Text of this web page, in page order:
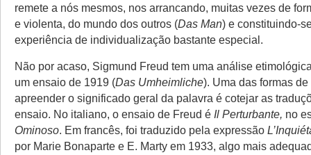
remete a nós mesmos, nos arrancando, muitas vezes de
e violenta, do mundo dos outros (Das Man) e constituindo-
experiência de individualização bastante especial.
Não por acaso, Sigmund Freud tem uma análise
um ensaio de 1919 (Das Umheimliche). Uma das formas
apreender o significado geral da palavra é cotejar as
ensaio. No italiano, o ensaio de Freud é Il Perturbante, no
Ominoso. Em francês, foi traduzido pela expressão
por Marie Bonaparte e E. Marty em 1933, algo mais